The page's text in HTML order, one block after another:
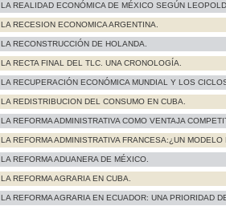
LA REALIDAD ECONÓMICA DE MÉXICO SEGÚN
LA RECESION ECONOMICA ARGENTINA.
LA RECONSTRUCCIÓN DE HOLANDA.
LA RECTA FINAL DEL TLC. UNA CRONOLOGÍA.
LA RECUPERACIÓN ECONÓMICA MUNDIAL Y LOS
LA REDISTRIBUCION DEL CONSUMO EN CUBA.
LA REFORMA ADMINISTRATIVA COMO VENTAJA
LA REFORMA ADMINISTRATIVA FRANCESA:¿UN
LA REFORMA ADUANERA DE MÉXICO.
LA REFORMA AGRARIA EN CUBA.
LA REFORMA AGRARIA EN ECUADOR: UNA PRIORIDAD